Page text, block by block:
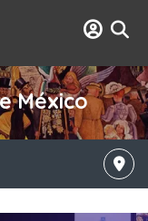
México